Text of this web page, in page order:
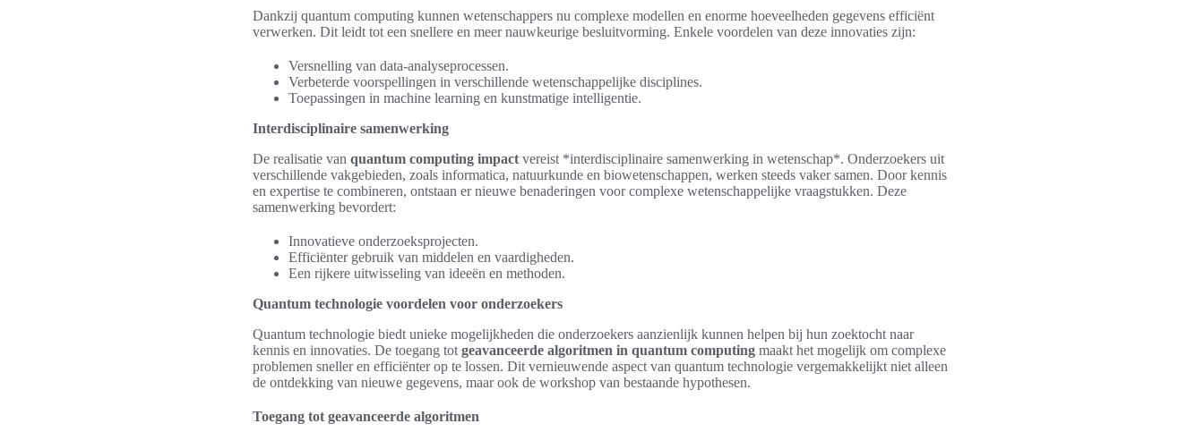
Dankzij quantum computing kunnen wetenschappers nu complexe modellen en enorme hoeveelheden gegevens efficiënt
verwerken. Dit leidt tot een snellere en meer nauwkeurige besluitvorming. Enkele voordelen van deze innovaties zijn:
Versnelling van data-analyseprocessen.
Verbeterde voorspellingen in verschillende wetenschappelijke disciplines.
Toepassingen in machine learning en kunstmatige intelligentie.
Interdisciplinaire samenwerking
De realisatie van quantum computing impact vereist *interdisciplinaire samenwerking in wetenschap*. Onderzoekers uit
verschillende vakgebieden, zoals informatica, natuurkunde en biowetenschappen, werken steeds vaker samen. Door kennis
en expertise te combineren, ontstaan er nieuwe benaderingen voor complexe wetenschappelijke vraagstukken. Deze
samenwerking bevordert:
Innovatieve onderzoeksprojecten.
Efficiënter gebruik van middelen en vaardigheden.
Een rijkere uitwisseling van ideeën en methoden.
Quantum technologie voordelen voor onderzoekers
Quantum technologie biedt unieke mogelijkheden die onderzoekers aanzienlijk kunnen helpen bij hun zoektocht naar
kennis en innovaties. De toegang tot geavanceerde algoritmen in quantum computing maakt het mogelijk om complexe
problemen sneller en efficiënter op te lossen. Dit vernieuwende aspect van quantum technologie vergemakkelijkt niet alleen
de ontdekking van nieuwe gegevens, maar ook de workshop van bestaande hypothesen.
Toegang tot geavanceerde algoritmen